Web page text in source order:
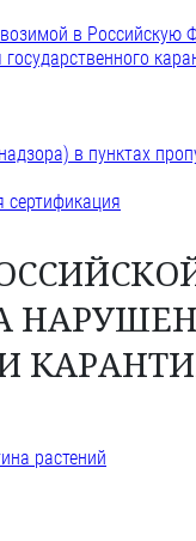
в Российскую
в пунктах
сертификация
растений